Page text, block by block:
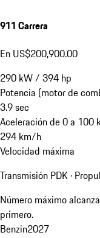
911 Carrera
En US$200,900.00
290 kW/ 394 hp
Potencia (motor de
3.9sec
Aceleración de 0 a 100
294 km/h
Velocidad máxima
Transmisión PDK ·
Número máximo
primero.
Benzin2027